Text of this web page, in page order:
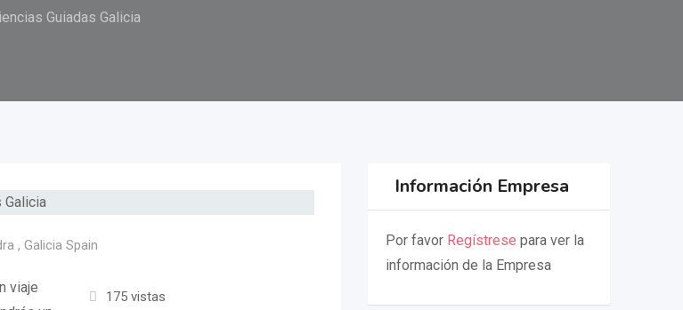
Guiadas Galicia
, Galicia Spain
viaje
175 vistas
Información Empresa
Por favor Regístrese para ver la
información de la Empresa